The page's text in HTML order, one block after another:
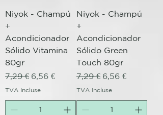
Niyok - Champú
+
Acondicionador
Sólido Vitamina
80gr
Prix original
7,29 € Prix promotionnel
6,56 €
TVA Incluse
Niyok - Champú
+
Acondicionador
Sólido Green
Touch 80gr
Prix original
7,29 € Prix
6,56 €
TVA Incluse